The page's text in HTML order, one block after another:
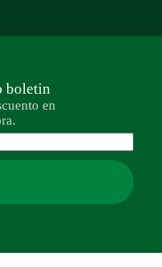
boletin
en